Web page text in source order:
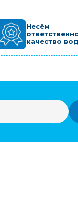
Несём
качество